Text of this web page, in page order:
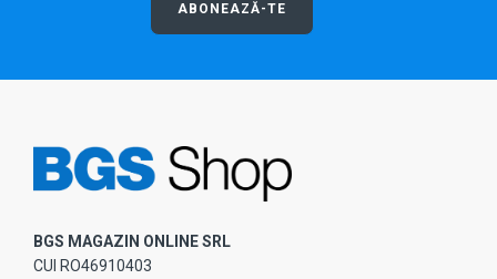
ABONEAZĂ-TE
BGS MAGAZIN ONLINE SRL
CUI RO46910403